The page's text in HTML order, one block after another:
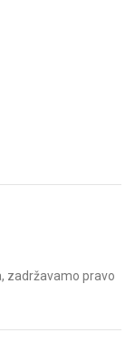
zadržavamo pravo